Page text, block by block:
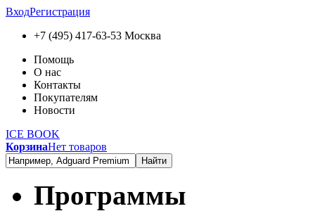
ВходРегистрация
+7 (495) 417-63-53 Москва
Помощь
О нас
Контакты
Покупателям
Новости
ICE BOOK
КорзинаНет товаров
Найти
Программы